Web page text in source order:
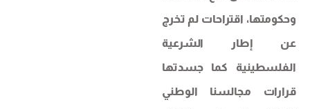
وحكومتها، اقتراحات لم تخرج
عن إطار الشرعية
الفلسطينية كما جسدتها
قرارات مجالسنا الوطني